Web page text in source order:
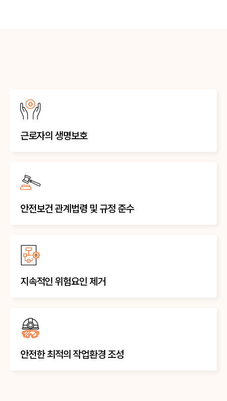
근로자의 생명보호
안전보건 관계법령 및 규정 준수
지속적인 위험요인 제거
안전한 최적의 작업환경 조성